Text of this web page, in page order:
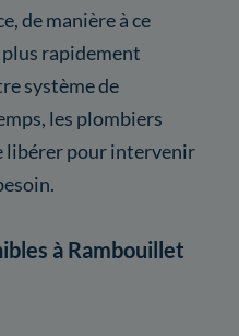
de manière à ce
rapidement
système de
les plombiers
libérer pour intervenir
à Rambouillet